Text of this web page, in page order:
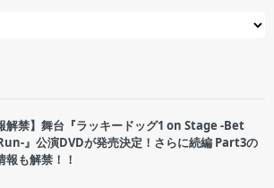
解禁】舞台『ラッキードッグ1 on Stage -Bet
』公演DVDが発売決定！さらに続編 Part3の
報も解禁！！